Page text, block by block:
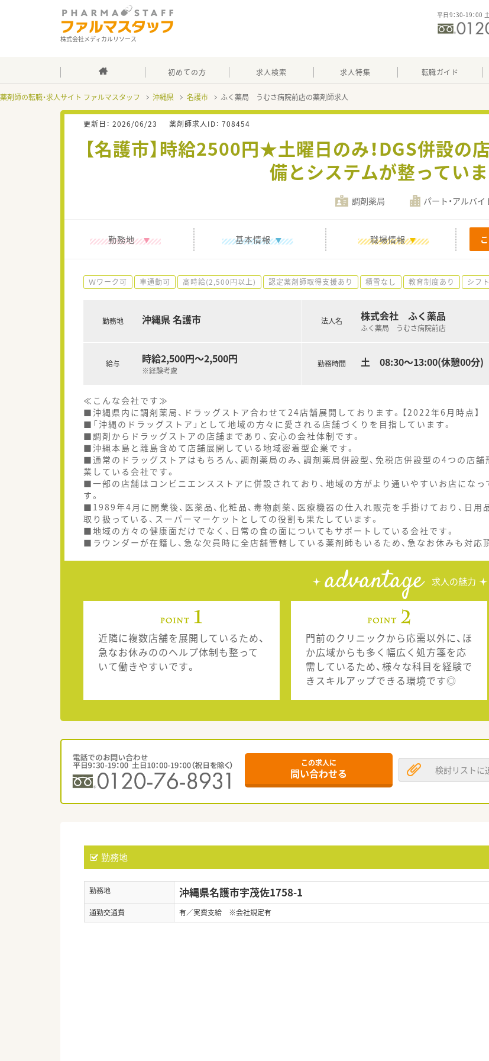
株式会社メディカルリソース
平日9：30-19：00
初めての方 求人検索 求人特集 転職ガイド
薬剤師の転職・求人サイト ファルマスタッフ 沖縄県 名護市 ふく薬局 うむさ病院前店の薬剤師求人
更新日： 2026/06/23 薬剤師求人ID： 708454
【名護市】時給2500円★土曜日のみ！DGS併設
備とシステムが整ってい
調剤薬局 パート・アルバイ
勤務地 基本情報 職場情報
Ｗワーク可 車通勤可 高時給(2,500円以上) 認定薬剤師取得支援あり 積雪なし 教育制度あり シフ
勤務地 沖縄県 名護市
給与 時給2,500円～2,500円
※経験考慮
法人名 株式会社 ふく薬品
ふく薬局 うむさ病院前店
勤務時間 土 08:30〜13:00(休憩00分)
≪こんな会社です≫
■沖縄県内に調剤薬局、ドラッグストア合わせて24店舗展開しております。【2022年6月時点】
■「沖縄のドラッグストア」として地域の方々に愛される店舗づくりを目指しています。
■調剤からドラッグストアの店舗まであり、安心の会社体制です。
■沖縄本島と離島含めて店舗展開している地域密着型企業です。
■通常のドラッグストアはもちろん、調剤薬局のみ、調剤薬局併設型、免税店併設型の4つの店舗
業している会社です。
■一部の店舗はコンビニエンスストアに併設されており、地域の方がより通いやすいお店になっ
す。
■1989年4月に開業後、医薬品、化粧品、毒物劇薬、医療機器の仕入れ販売を手掛けており、日用
取り扱っている、スーパーマーケットとしての役割も果たしています。
■地域の方々の健康面だけでなく、日常の食の面についてもサポートしている会社です。
■ラウンダーが在籍し、急な欠員時に全店舗管轄している薬剤師もいるため、急なお休みも対応
advantage 求人の魅力
近隣に複数店舗を展開しているため、
急なお休みののヘルプ体制も整って
いて働きやすいです。
門前のクリニックから応需以外に、ほ
か広域からも多く幅広く処方箋を応
需しているため、様々な科目を経験で
きスキルアップできる環境です◎
この求人に
問い合わせる 検討リストに
勤務地
勤務地 沖縄県名護市宇茂佐1758-1
通勤交通費 有／実費支給 ※会社規定有